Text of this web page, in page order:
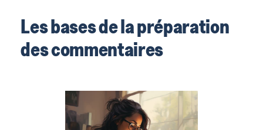
Les bases de la préparation
des commentaires